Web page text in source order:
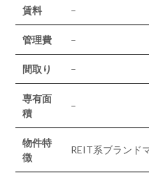
賃料 –
管理費 –
間取り –
専有面
積
–
物件特
徴
REIT系ブランド